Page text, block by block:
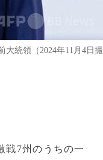
統領（2024年11月4日撮
戦7州のうちの一